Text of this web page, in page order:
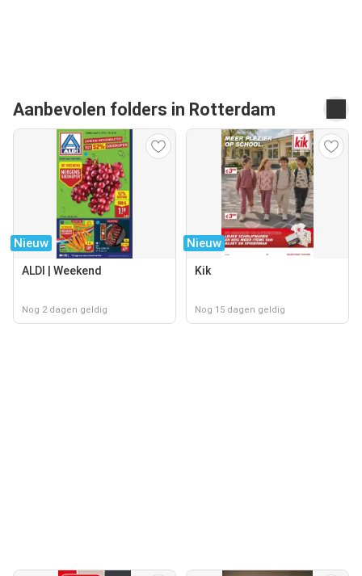
Aanbevolen folders in Rotterdam
Nieuw
ALDI | Weekend
Nog 2 dagen geldig
Nieuw
Kik
Nog 15 dagen geldig